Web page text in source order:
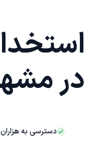
در
دسترسی به